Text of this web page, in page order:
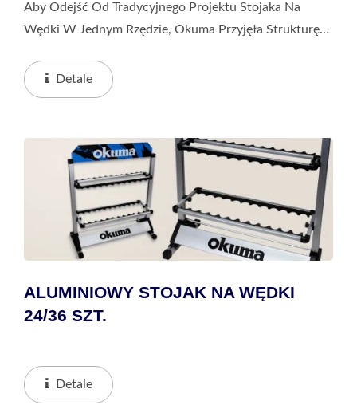
Aby Odejść Od Tradycyjnego Projektu Stojaka Na
Wędki W Jednym Rzędzie, Okuma Przyjęła Strukturę
Stojaka — Nawet Przy Trzymaniu Zestawów...
Detale
ALUMINIOWY STOJAK NA WĘDKI
24/36 SZT.
Detale